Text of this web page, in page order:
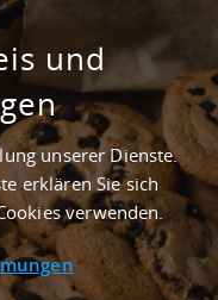
VELBURG
und
unserer Dienste.
erklären Sie sich
verwenden.